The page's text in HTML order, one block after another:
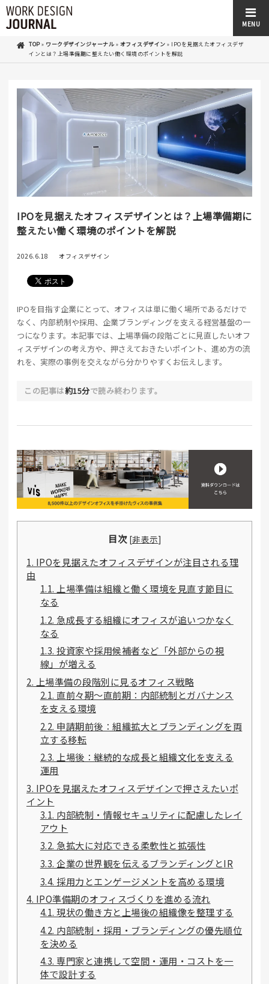
MENU
TOP» ワークデザインジャーナル » オフィスデザイン » IPOを見据えたオフィスデザ
インとは？上場準備期に整えたい働く環境のポイントを解説
IPOを見据えたオフィスデザインとは？上場準備期に
整えたい働く環境のポイントを解説
2026.6.18 オフィスデザイン
IPOを目指す企業にとって、オフィスは単に働く場所であるだけで
なく、内部統制や採用、企業ブランディングを支える経営基盤の一
つになります。本記事では、上場準備の段階ごとに見直したいオフ
ィスデザインの考え方や、押さえておきたいポイント、進め方の流
れを、実際の事例を交えながら分かりやすくお伝えします。
この記事は約15分で読み終わります。
目次 [非表示]
1. IPOを見据えたオフィスデザインが注目される理
由
1.1. 上場準備は組織と働く環境を見直す節目に
なる
1.2. 急成長する組織にオフィスが追いつかなく
なる
1.3. 投資家や採用候補者など「外部からの視
線」が増える
2. 上場準備の段階別に見るオフィス戦略
2.1. 直前々期〜直前期：内部統制とガバナンス
を支える環境
2.2. 申請期前後：組織拡大とブランディングを両
立する移転
2.3. 上場後：継続的な成長と組織文化を支える
運用
3. IPOを見据えたオフィスデザインで押さえたいポ
イント
3.1. 内部統制・情報セキュリティに配慮したレイ
アウト
3.2. 急拡大に対応できる柔軟性と拡張性
3.3. 企業の世界観を伝えるブランディングとIR
3.4. 採用力とエンゲージメントを高める環境
4. IPO準備期のオフィスづくりを進める流れ
4.1. 現状の働き方と上場後の組織像を整理する
4.2. 内部統制・採用・ブランディングの優先順位
を決める
4.3. 専門家と連携して空間・運用・コストを一
体で設計する